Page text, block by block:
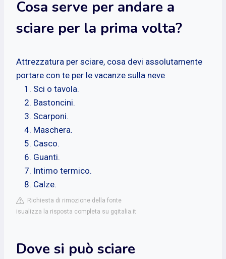
Cosa serve per andare a
sciare per la prima volta?
Attrezzatura per sciare, cosa devi assolutamente
portare con te per le vacanze sulla neve
Sci o tavola.
Bastoncini.
Scarponi.
Maschera.
Casco.
Guanti.
Intimo termico.
Calze.
Richiesta di rimozione della fonte
isualizza la risposta completa su gqitalia.it
Dove si può sciare